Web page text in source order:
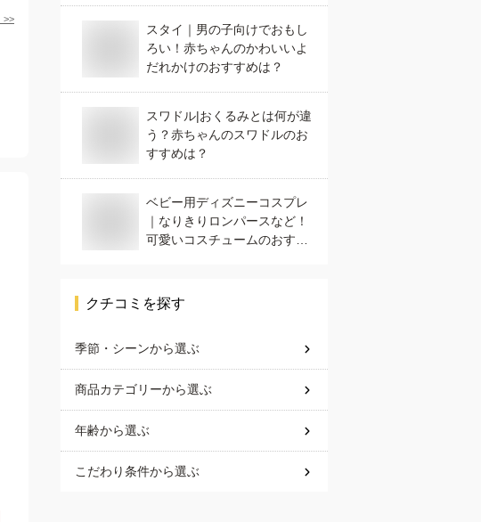
>>
スタイ｜男の子向けでおもし
ろい！赤ちゃんのかわいいよ
だれかけのおすすめは？
スワドル|おくるみとは何が違
う？赤ちゃんのスワドルのお
すすめは？
ベビー用ディズニーコスプレ
｜なりきりロンパースなど！
可愛いコスチュームのおすす
クチコミを探す
季節・シーンから選ぶ
商品カテゴリーから選ぶ
年齢から選ぶ
こだわり条件から選ぶ